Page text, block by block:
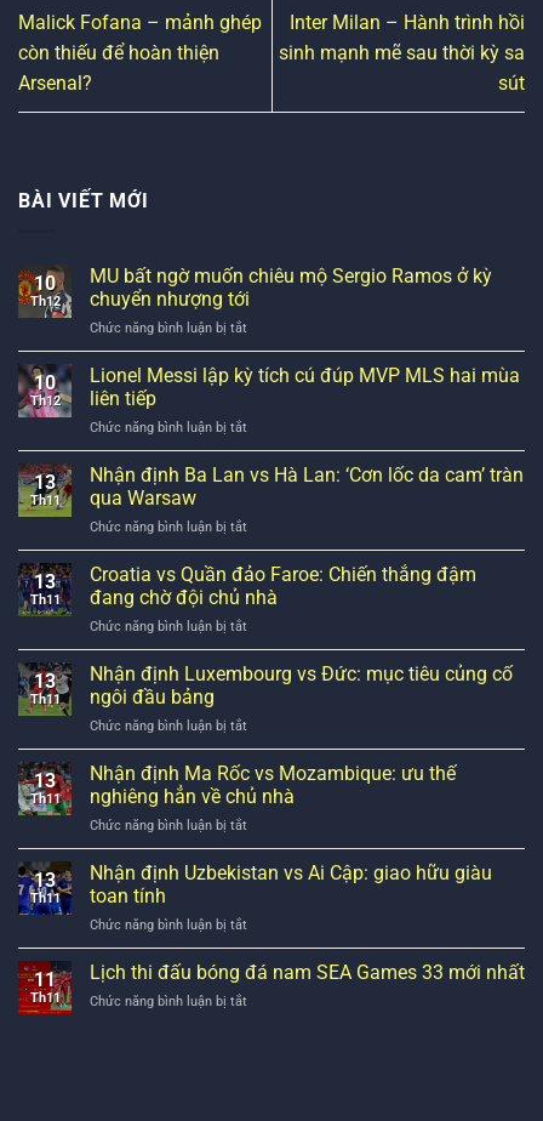
Malick Fofana – mảnh ghép
còn thiếu để hoàn thiện
Arsenal?
Inter Milan – Hành trình hồi
sinh mạnh mẽ sau thời kỳ sa
sút
BÀI VIẾT MỚI
10
Th12
MU bất ngờ muốn chiêu mộ Sergio Ramos ở kỳ
chuyển nhượng tới
Chức năng bình luận bị tắt
MU
bất
ngờ
chiêu
mộ
Sergio
kỳ
chuyển
nhượng
tới
10
Th12
Lionel Messi lập kỳ tích cú đúp MVP MLS hai mùa
liên tiếp
Chức năng bình luận bị tắt
Lionel
Messi
tích
cú
đúp
MVP
hai
mùa
liên
13
Th11
Nhận định Ba Lan vs Hà Lan: ‘Cơn lốc da cam’ tràn
qua Warsaw
Chức năng bình luận bị tắt
Nhận
định
Ba
Lan
vs
Hà
Lan:
da
cam’
tràn
qua
13
Th11
Croatia vs Quần đảo Faroe: Chiến thắng đậm
đang chờ đội chủ nhà
Chức năng bình luận bị tắt
Croatia
vs
Faroe:
Chiến
thắng
đậm
chờ
đội
chủ
13
Th11
Nhận định Luxembourg vs Đức: mục tiêu củng cố
ngôi đầu bảng
Chức năng bình luận bị tắt
Nhận
định
Luxembourg
vs
Đức:
mục
tiêu
ngôi
đầu
bảng
13
Th11
Nhận định Ma Rốc vs Mozambique: ưu thế
nghiêng hẳn về chủ nhà
Chức năng bình luận bị tắt
Nhận
định
vs
Mozambique:
ưu
nghiêng
13
Th11
Nhận định Uzbekistan vs Ai Cập: giao hữu giàu
toan tính
Chức năng bình luận bị tắt
Nhận
định
vs
11
Th11
Lịch thi đấu bóng đá nam SEA Games 33 mới nhất
Chức năng bình luận bị tắt